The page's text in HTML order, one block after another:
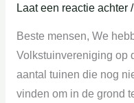
Laat een reactie achter /
Beste mensen, We
Volkstuinvereniging op
aantal tuinen die nog
vinden om in de grond